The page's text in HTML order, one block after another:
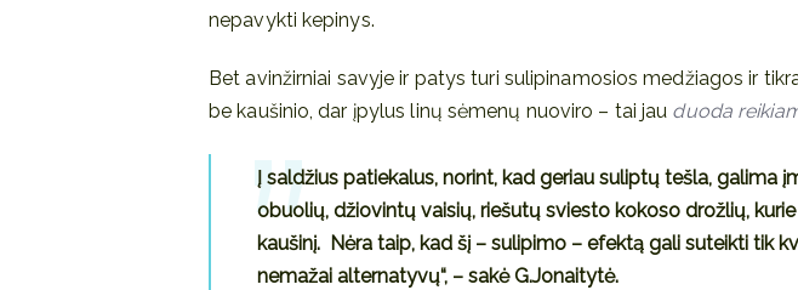
nepavykti kepinys.
Bet avinžirniai savyje ir patys turi sulipinamosios medžiagos ir
be kaušinio, dar įpylus linų sėmenų nuoviro – tai jau duoda
Į saldžius patiekalus, norint, kad geriau suliptų tešla, galima
obuolių, džiovintų vaisių, riešutų sviesto kokoso drožlių,
kaušinį. Nėra taip, kad šį – sulipimo – efektą gali suteikti tik
nemažai alternatyvų“, – sakė G.Jonaitytė.